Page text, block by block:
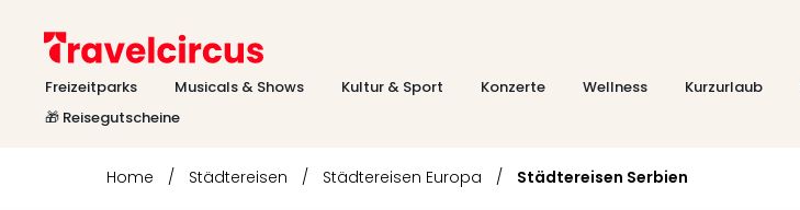
Freizeitparks Musicals & Shows Kultur & Sport Konzerte Wellness Kurzurlaub
🎁 Reisegutscheine
Home / Städtereisen / Städtereisen Europa / Städtereisen Serbien